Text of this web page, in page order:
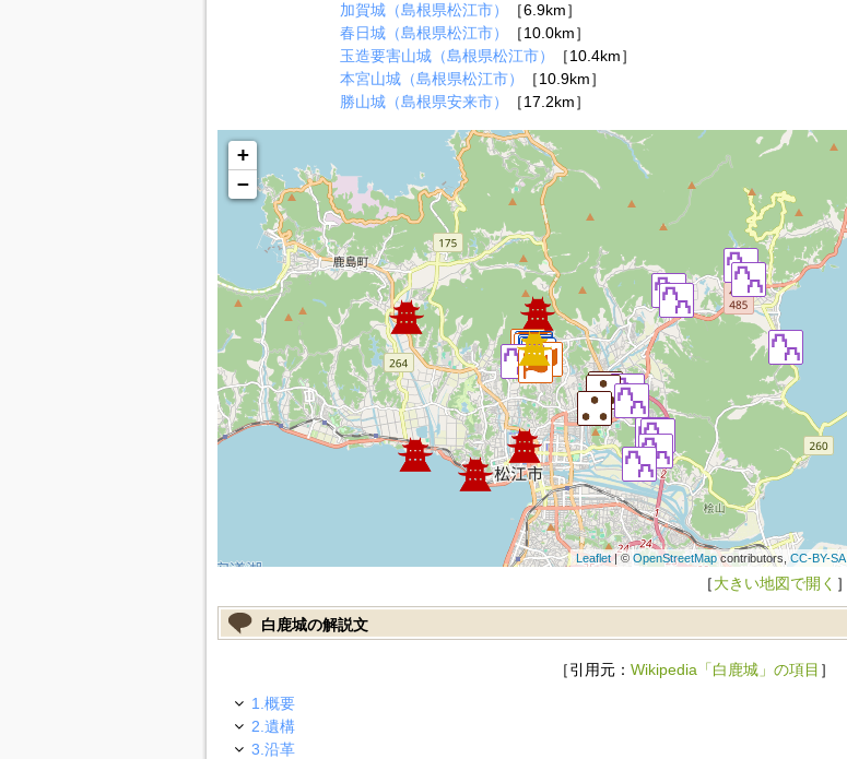
加賀城（島根県松江市）
［6.9km］
春日城（島根県松江市）
［10.0km］
玉造要害山城（島根県松江市）
［10.4km］
本宮山城（島根県松江市）
［10.9km］
勝山城（島根県安来市）
［17.2km］
+
−
Leaflet| © OpenStreetMapcontributors, CC-BY-SA
［大きい地図で開く ］
白鹿城の解説文
［引用元： Wikipedia「白鹿城」の項目 ］
1.概要
2.遺構
3.沿革